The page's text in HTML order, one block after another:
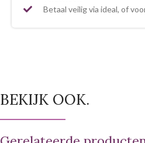
Betaal veilig via ideal, of
BEKIJK OOK.